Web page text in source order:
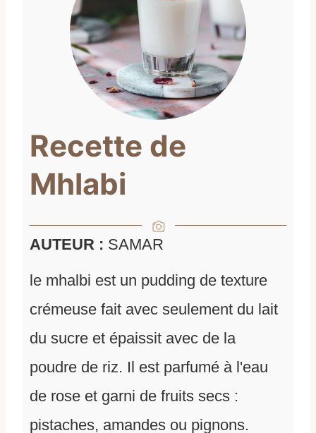
Recette de
Mhlabi
AUTEUR : SAMAR
le mhalbi est un pudding de texture
crémeuse fait avec seulement du lait
du sucre et épaissit avec de la
poudre de riz. Il est parfumé à l'eau
de rose et garni de fruits secs :
pistaches, amandes ou pignons.